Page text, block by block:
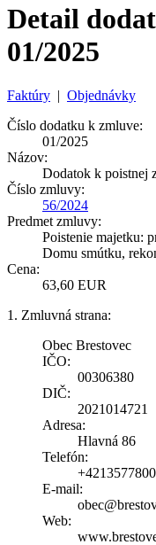
Detail
01/2025
Faktúry | Objednávky
Číslo dodatku k zmluve:
01/2025
Názov:
Dodatok k poistnej
Číslo zmluvy:
56/2024
Predmet zmluvy:
Poistenie majetku:
Domu smútku,
Cena:
63,60 EUR
1. Zmluvná strana:
Obec Brestovec
IČO:
00306380
DIČ:
2021014721
Adresa:
Hlavná 86
Telefón:
E-mail:
Web: